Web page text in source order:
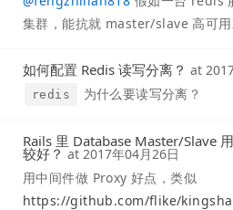
集群，能抗就 master/slave 高可
如何配置 Redis 读写分离？ at
redis 为什么要读写分离？
Rails 里 Database Master/Slave
较好？ at 2017年04月26日
用中间件做 Proxy 好点，类似
https://github.com/flike/